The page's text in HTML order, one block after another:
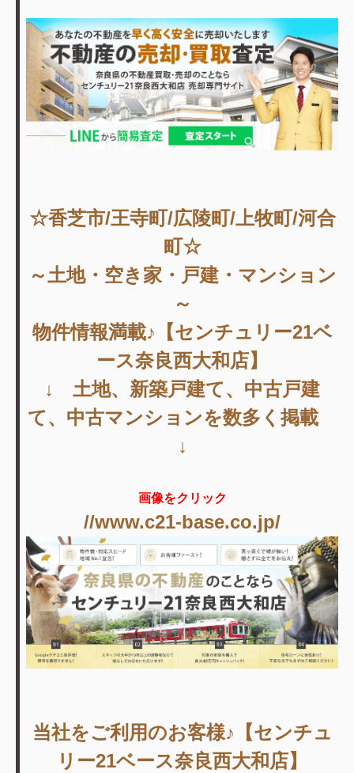
☆香芝市/王寺町/広陵町/上牧町/河合
町☆
～土地・空き家・戸建・マンション
～
物件情報満載♪【センチュリー21ベ
ース奈良西大和店】
↓ 土地、新築戸建て、中古戸建
て、中古マンションを数多く掲載
↓
画像をクリック
//www.c21-base.co.jp/
当社をご利用のお客様♪【センチュ
リー21ベース奈良西大和店】